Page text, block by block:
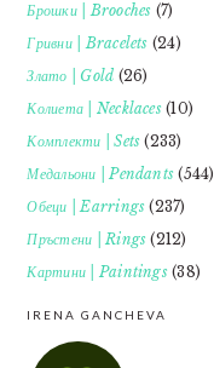
Брошки | Brooches (7)
Гривни | Bracelets (24)
Злато | Gold (26)
Колиета | Necklaces(10)
Комплекти | Sets (233)
Медальони | Pendants (544)
Обеци | Earrings (237)
Пръстени | Rings (212)
Картини | Paintings(38)
IRENA GANCHEVA